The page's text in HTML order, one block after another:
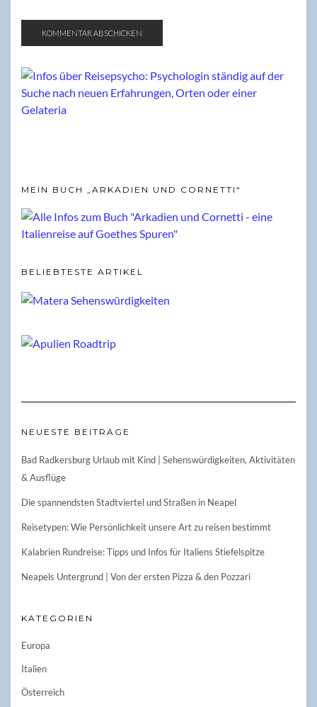
MEIN BUCH „ARKADIEN UND CORNETTI“
BELIEBTESTE ARTIKEL
NEUESTE BEITRÄGE
Bad Radkersburg Urlaub mit Kind | Sehenswürdigkeiten, Aktivitäten
& Ausflüge
Die spannendsten Stadtviertel und Straßen in Neapel
Reisetypen: Wie Persönlichkeit unsere Art zu reisen bestimmt
Kalabrien Rundreise: Tipps und Infos für Italiens Stiefelspitze
Neapels Untergrund | Von der ersten Pizza & den Pozzari
KATEGORIEN
Europa
Italien
Österreich